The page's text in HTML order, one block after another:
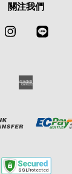
關注我們
Instagram